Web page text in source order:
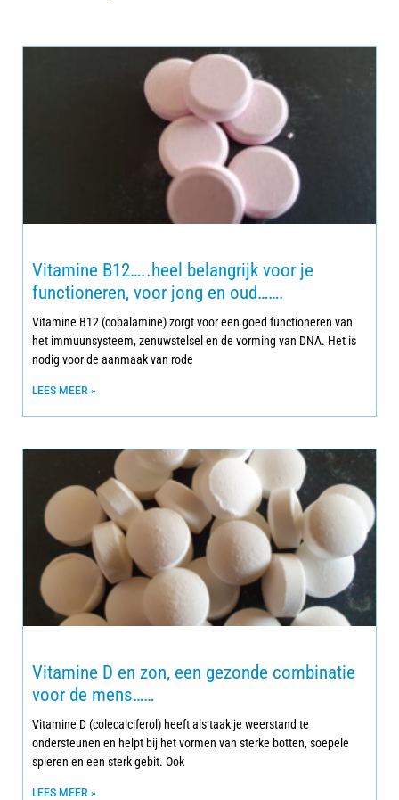
Vitamine B12…..heel belangrijk voor je
functioneren, voor jong en oud…….
Vitamine B12 (cobalamine) zorgt voor een goed functioneren van
het immuunsysteem, zenuwstelsel en de vorming van DNA. Het is
nodig voor de aanmaak van rode
LEES MEER »
Vitamine D en zon, een gezonde combinatie
voor de mens……
Vitamine D (colecalciferol) heeft als taak je weerstand te
ondersteunen en helpt bij het vormen van sterke botten, soepele
spieren en een sterk gebit. Ook
LEES MEER »